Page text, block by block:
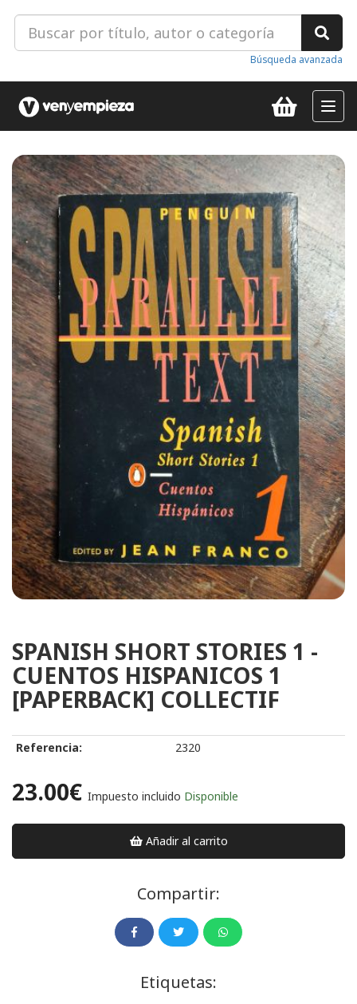
Búsqueda avanzada
SPANISH SHORT STORIES 1 -
CUENTOS HISPANICOS 1
[PAPERBACK] COLLECTIF
Referencia: 2320
23.00€ Impuesto incluido Disponible
Añadir al carrito
Compartir:
Etiquetas: